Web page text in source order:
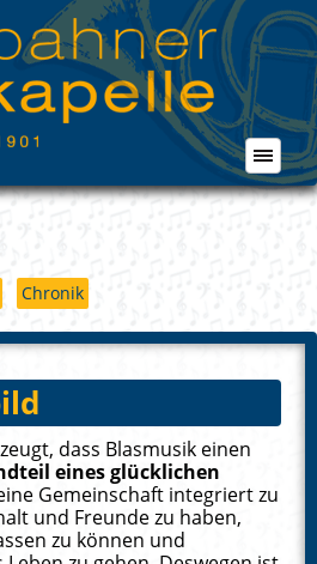
Chronik
dass Blasmusik einen
eines glücklichen
Gemeinschaft integriert zu
und Freunde zu haben,
zu können und